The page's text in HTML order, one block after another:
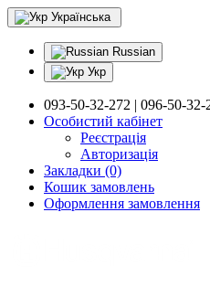
Українська
Russian
Укр
093-50-32-272 | 096-50-32-
Особистий кабінет
Реєстрація
Авторизація
Закладки (0)
Кошик замовлень
Оформлення замовлення